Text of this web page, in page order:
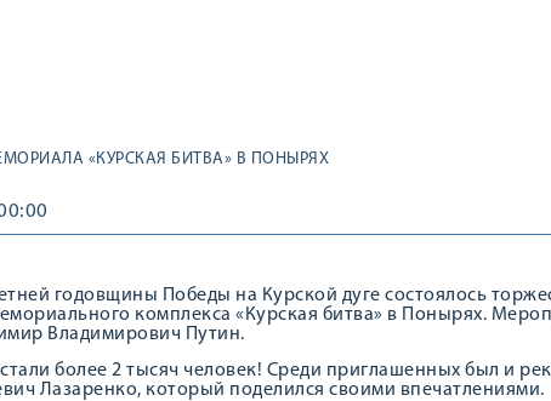
«КУРСКАЯ БИТВА» В ПОНЫРЯХ
годовщины Победы на Курской дуге состоялось
комплекса «Курская битва» в Понырях.
Владимирович Путин.
более 2 тысяч человек! Среди приглашенных был и
Лазаренко, который поделился своими впечатлениями.